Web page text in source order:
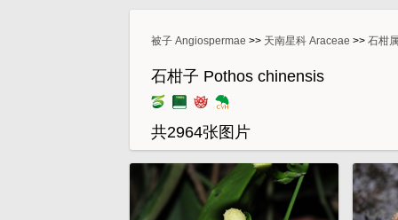
被子 Angiospermae >> 天南星科 Araceae >> 石柑
石柑子 Pothos chinensis
共2964张图片